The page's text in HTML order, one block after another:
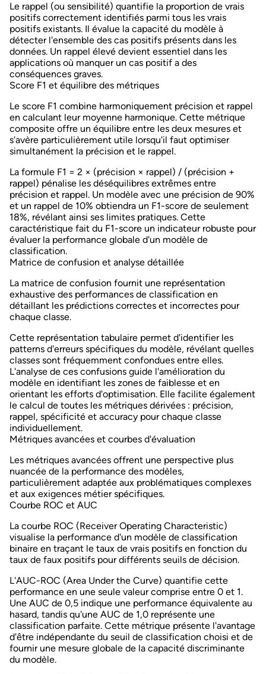
Le rappel (ou sensibilité) quantifie la proportion de vrais
positifs correctement identifiés parmi tous les vrais
positifs existants. Il évalue la capacité du modèle à
détecter l'ensemble des cas positifs présents dans les
données. Un rappel élevé devient essentiel dans les
applications où manquer un cas positif a des
conséquences graves.
Score F1 et équilibre des métriques
Le score F1 combine harmoniquement précision et rappel
en calculant leur moyenne harmonique. Cette métrique
composite offre un équilibre entre les deux mesures et
s'avère particulièrement utile lorsqu'il faut optimiser
simultanément la précision et le rappel.
La formule F1 = 2 × (précision × rappel) / (précision +
rappel) pénalise les déséquilibres extrêmes entre
précision et rappel. Un modèle avec une précision de 90%
et un rappel de 10% obtiendra un F1-score de seulement
18%, révélant ainsi ses limites pratiques. Cette
caractéristique fait du F1-score un indicateur robuste pour
évaluer la performance globale d'un modèle de
classification.
Matrice de confusion et analyse détaillée
La matrice de confusion fournit une représentation
exhaustive des performances de classification en
détaillant les prédictions correctes et incorrectes pour
chaque classe.
Cette représentation tabulaire permet d'identifier les
patterns d'erreurs spécifiques du modèle, révélant quelles
classes sont fréquemment confondues entre elles.
L'analyse de ces confusions guide l'amélioration du
modèle en identifiant les zones de faiblesse et en
orientant les efforts d'optimisation. Elle facilite également
le calcul de toutes les métriques dérivées : précision,
rappel, spécificité et accuracy pour chaque classe
individuellement.
Métriques avancées et courbes d'évaluation
Les métriques avancées offrent une perspective plus
nuancée de la performance des modèles,
particulièrement adaptée aux problématiques complexes
et aux exigences métier spécifiques.
Courbe ROC et AUC
La courbe ROC (Receiver Operating Characteristic)
visualise la performance d'un modèle de classification
binaire en traçant le taux de vrais positifs en fonction du
taux de faux positifs pour différents seuils de décision.
L'AUC-ROC (Area Under the Curve) quantifie cette
performance en une seule valeur comprise entre 0 et 1.
Une AUC de 0,5 indique une performance équivalente au
hasard, tandis qu'une AUC de 1,0 représente une
classification parfaite. Cette métrique présente l'avantage
d'être indépendante du seuil de classification choisi et de
fournir une mesure globale de la capacité discriminante
du modèle.